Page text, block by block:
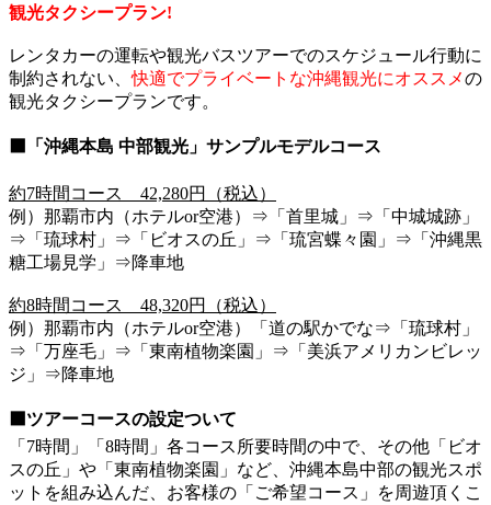
観光タクシープラン!
レンタカーの運転や観光バスツアーでのスケジュール行動に
制約されない、快適でプライベートな沖縄観光にオススメの
観光タクシープランです。
⬛「沖縄本島 中部観光」サンプルモデルコース
約7時間コース 42,280円（税込）
例）那覇市内（ホテルor空港）⇒「首里城」⇒「中城城跡」
⇒「琉球村」⇒「ビオスの丘」⇒「琉宮蝶々園」⇒「沖縄黒
糖工場見学」⇒降車地
約8時間コース 48,320円（税込）
例）那覇市内（ホテルor空港）「道の駅かでな⇒「琉球村」
⇒「万座毛」⇒「東南植物楽園」⇒「美浜アメリカンビレッ
ジ」⇒降車地
⬛ツアーコースの設定ついて
「7時間」「8時間」各コース所要時間の中で、その他「ビオ
スの丘」や「東南植物楽園」など、沖縄本島中部の観光スポ
ットを組み込んだ、お客様の「ご希望コース」を周遊頂くこ